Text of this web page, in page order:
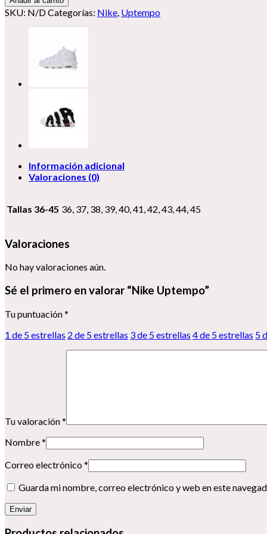
cantidad
SKU: N/DCategorías: Nike, Uptempo
Información adicional
Valoraciones (0)
Tallas 36-45 36, 37, 38, 39, 40, 41, 42, 43, 44, 45
Valoraciones
No hay valoraciones aún.
Sé el primero en valorar “Nike Uptempo”
Tu puntuación*
1 de 5 estrellas 2 de 5 estrellas 3 de 5 estrellas 4 de 5 estrellas 5
Tu valoración*
Nombre*
Correo electrónico*
Guarda mi nombre, correo electrónico y web en este